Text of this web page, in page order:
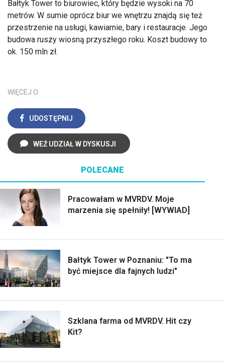
Bałtyk Tower to biurowiec, który będzie wysoki na 70
metrów. W sumie oprócz biur we wnętrzu znajdą się też
przestrzenie na usługi, kawiarnie, bary i restauracje. Jego
budowa ruszy wiosną przyszłego roku. Koszt budowy to
ok. 150 mln zł.
WIĘCEJ O:
UDOSTĘPNIJ
WEŹ UDZIAŁ W DYSKUSJI
POLECANE
Pracowałam w MVRDV. Moje
marzenia się spełniły! [WYWIAD]
Bałtyk Tower w Poznaniu: "To ma
być miejsce dla fajnych ludzi"
Szklana farma od MVRDV. Hit czy
Kit?